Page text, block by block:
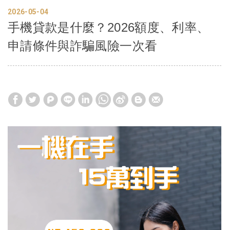
04
05
2026
手機貸款是什麼？2026額度、利率、
申請條件與詐騙風險一次看